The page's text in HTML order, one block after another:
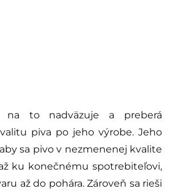
na to nadväzuje a preberá
piva po jeho výrobe. Jeho
sa pivo v nezmenenej kvalite
ku konečnému spotrebiteľovi,
až do pohára. Zároveň sa rieši